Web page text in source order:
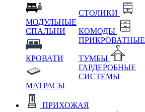
МОДУЛЬНЫЕ
СПАЛЬНИ
КРОВАТИ
МАТРАСЫ
СТОЛИКИ
КОМОДЫ
ПРИКРОВАТНЫЕ
ТУМБЫ
ГАРДЕРОБНЫЕ
СИСТЕМЫ
ПРИХОЖАЯ